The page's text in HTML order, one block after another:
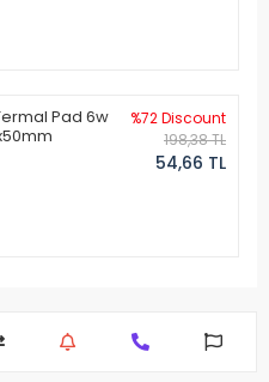
Pad 6w
%72 Discount
198,38 TL
54,66 TL